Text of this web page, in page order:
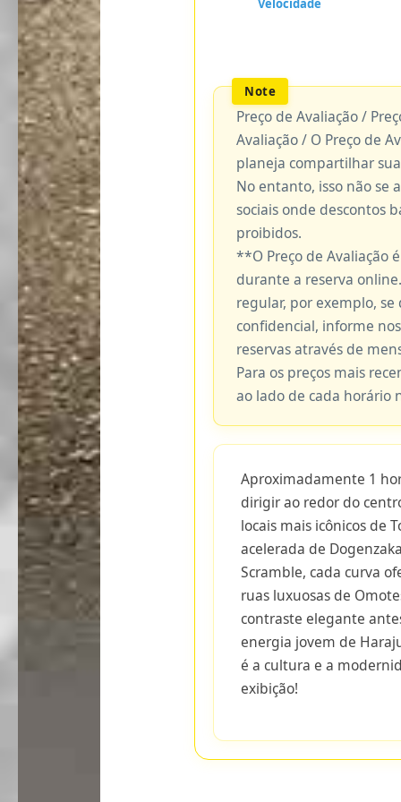
Preço de Avaliação /
Avaliação / O Preço de
planeja compartilhar
No entanto, isso não se
sociais onde descontos
proibidos.
**O Preço de Avaliação
durante a reserva
regular, por exemplo,
confidencial, informe
reservas através de
Para os preços mais
ao lado de cada horário
Aproximadamente 1
dirigir ao redor do
locais mais icônicos de
acelerada de
Scramble, cada curva
ruas luxuosas de
contraste elegante
energia jovem de
é a cultura e a
exibição!